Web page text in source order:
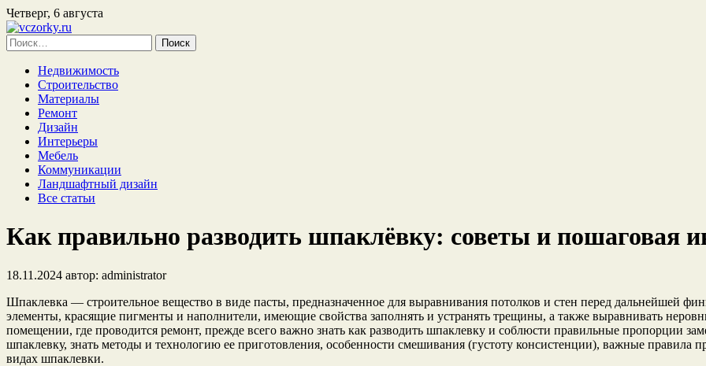
Четверг, 6 августа
Найти:
Недвижимость
Строительство
Материалы
Ремонт
Дизайн
Интерьеры
Мебель
Коммуникации
Ландшафтный дизайн
Все статьи
Как правильно разводить шпаклёвку: советы и пошаговая
18.11.2024 автор: administrator
Шпаклевка — строительное вещество в виде пасты, предназначенное для выравнивания потолков и стен перед дальнейшей
элементы, красящие пигменты и наполнители, имеющие свойства заполнять и устранять трещины, а также выравнивать
помещении, где проводится ремонт, прежде всего важно знать как разводить шпаклевку и соблюсти правильные пропорции
шпаклевку, знать методы и технологию ее приготовления, особенности смешивания (густоту консистенции), важные правила
видах шпаклевки.